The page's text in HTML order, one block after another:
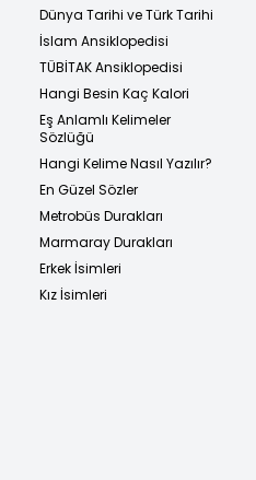
Dünya Tarihi ve Türk Tarihi
İslam Ansiklopedisi
TÜBİTAK Ansiklopedisi
Hangi Besin Kaç Kalori
Eş Anlamlı Kelimeler
Sözlüğü
Hangi Kelime Nasıl Yazılır?
En Güzel Sözler
Metrobüs Durakları
Marmaray Durakları
Erkek İsimleri
Kız İsimleri